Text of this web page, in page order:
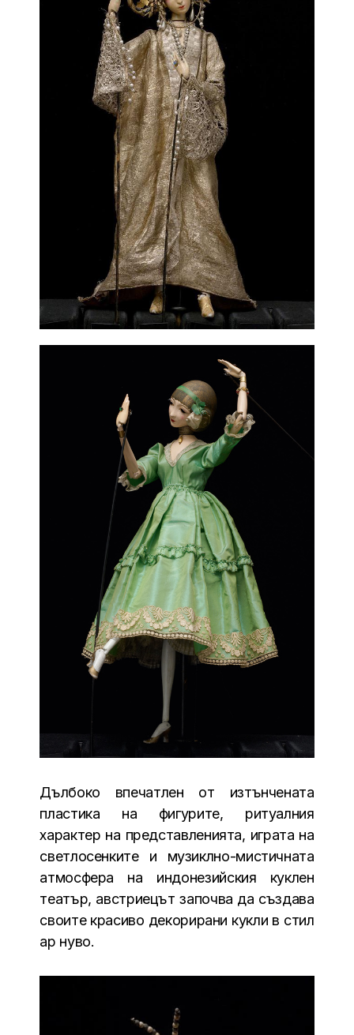
Дълбоко впечатлен от изтънчената
пластика на фигурите, ритуалния
характер на представленията, играта на
светлосенките и музиклно-мистичната
атмосфера на индонезийския куклен
театър, австриецът започва да създава
своите красиво декорирани кукли в стил
ар нуво.